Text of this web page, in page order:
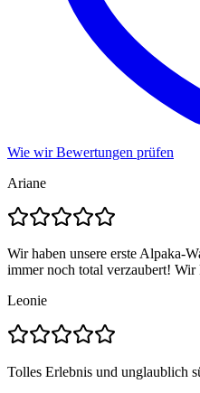
Wie wir Bewertungen prüfen
Ariane
Wir haben unsere erste Alpaka-
immer noch total verzaubert!
Leonie
Tolles Erlebnis und unglaublich